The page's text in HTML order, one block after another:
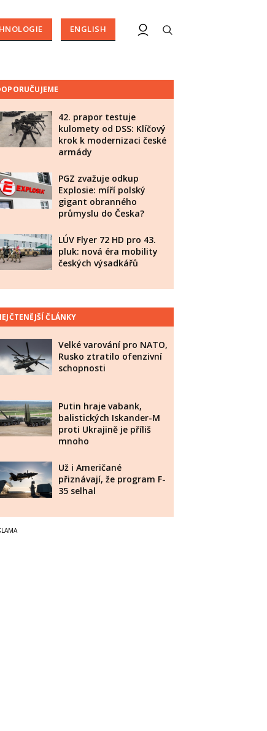
ENGLISH
42. prapor testuje
kulomety od DSS: Klíčový
krok k modernizaci české
armády
PGZ zvažuje odkup
Explosie: míří polský
gigant obranného
průmyslu do Česka?
LÚV Flyer 72 HD pro 43.
pluk: nová éra mobility
českých výsadkářů
ČLÁNKY
Velké varování pro NATO,
Rusko ztratilo ofenzivní
schopnosti
Putin hraje vabank,
balistických Iskander-M
proti Ukrajině je příliš
mnoho
Už i Američané
přiznávají, že program F-
35 selhal